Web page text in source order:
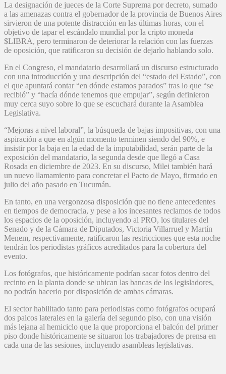
La designación de jueces de la Corte Suprema por decreto, sumado
a las amenazas contra el gobernador de la provincia de Buenos Aires
sirvieron de una potente distracción en las últimas horas, con el
objetivo de tapar el escándalo mundial por la cripto moneda
$LIBRA, pero terminaron de deteriorar la relación con las fuerzas
de oposición, que ratificaron su decisión de dejarlo hablando solo.
En el Congreso, el mandatario desarrollará un discurso estructurado
con una introducción y una descripción del “estado del Estado”, con
el que apuntará contar “en dónde estamos parados” tras lo que “se
recibió” y “hacía dónde tenemos que empujar”, según definieron
muy cerca suyo sobre lo que se escuchará durante la Asamblea
Legislativa.
“Mejoras a nivel laboral”, la búsqueda de bajas impositivas, con una
aspiración a que en algún momento terminen siendo del 90%, e
insistir por la baja en la edad de la imputabilidad, serán parte de la
exposición del mandatario, la segunda desde que llegó a Casa
Rosada en diciembre de 2023. En su discurso, Milei también hará
un nuevo llamamiento para concretar el Pacto de Mayo, firmado en
julio del año pasado en Tucumán.
En tanto, en una vergonzosa disposición que no tiene antecedentes
en tiempos de democracia, y pese a los incesantes reclamos de todos
los espacios de la oposición, incluyendo al PRO, los titulares del
Senado y de la Cámara de Diputados, Victoria Villarruel y Martín
Menem, respectivamente, ratificaron las restricciones que esta noche
tendrán los periodistas gráficos acreditados para la cobertura del
evento.
Los fotógrafos, que históricamente podrían sacar fotos dentro del
recinto en la planta donde se ubican las bancas de los legisladores,
no podrán hacerlo por disposición de ambas cámaras.
El sector habilitado tanto para periodistas como fotógrafos ocupará
dos palcos laterales en la galería del segundo piso, con una visión
más lejana al hemiciclo que la que proporciona el balcón del primer
piso donde históricamente se situaron los trabajadores de prensa en
cada una de las sesiones, incluyendo asambleas legislativas.